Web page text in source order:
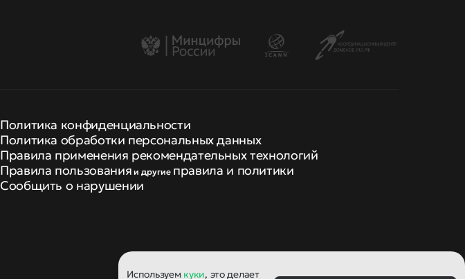
Политика конфиденциальности
Политика обработки персональных данных
Правила применения рекомендательных технологий
Правила пользования и другие правила и политики
Сообщить о нарушении
Используем куки, это делает